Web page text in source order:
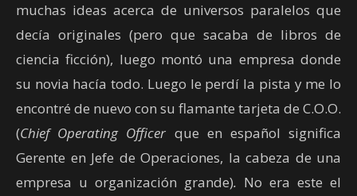
muchas ideas acerca de universos paralelos que
decía originales (pero que sacaba de libros de
ciencia ficción), luego montó una empresa donde
su novia hacía todo. Luego le perdí la pista y me lo
encontré de nuevo con su flamante tarjeta de C.O.O.
(Chief Operating Officer que en español significa
Gerente en Jefe de Operaciones, la cabeza de una
empresa u organización grande). No era este el